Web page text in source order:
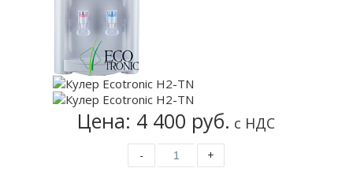
Цена: 4 400 руб. с НДС
- +